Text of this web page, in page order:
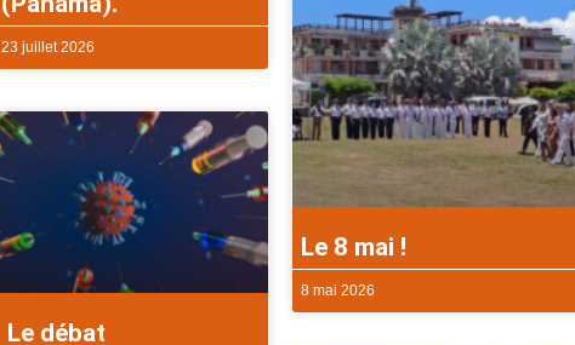
23 juillet 2026
Le débat
Le 8 mai !
8 mai 2026